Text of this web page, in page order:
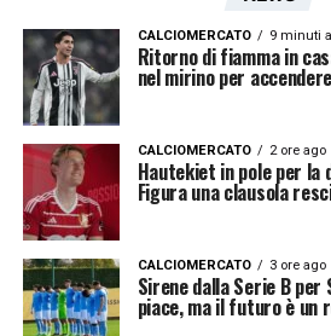
LA PLAYLIST DELLE
CALCIOMERCATO 9 minuti
Ritorno di fiamma in
nel mirino per
CALCIOMERCATO 2 ore ago
Hautekiet in pole per la
Figura una clausola
CALCIOMERCATO 3 ore ago
Sirene dalla Serie B
piace, ma il futuro è un